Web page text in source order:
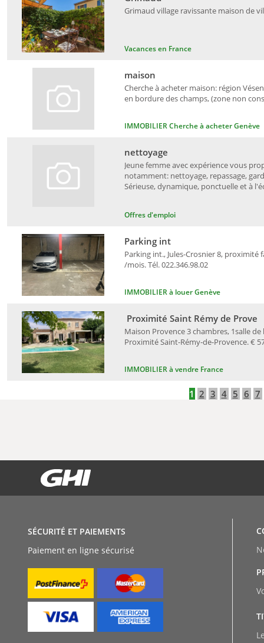
Vacances en France
Grimaud village ravissante maison de
IMMOBILIER Cherche à acheter Genève
Cherche à acheter maison: région
en bordure des champs, (zone non
maison
Offres d'emploi
Jeune femme avec expérience vous
notamment: nettoyage, repassage,
Sérieuse, dynamique, ponctuelle et à
nettoyage
IMMOBILIER à louer Genève
Parking int., Jules-Crosnier 8, proximité
/mois. Tél. 022.346.98.02
Parking int
IMMOBILIER à vendre France
Maison Provence 3 chambres, 1salle
Proximité Saint-Rémy-de-Provence. €
Proximité Saint Rémy de Prove
1 2 3 4 5 6 7
Paiement en ligne sécurisé
SÉCURITÉ ET PAIEMENTS